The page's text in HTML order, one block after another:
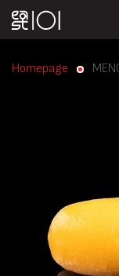
Homepage